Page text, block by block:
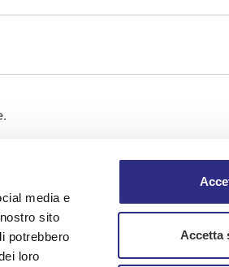
media e
sito
potrebbero
loro
Accetta